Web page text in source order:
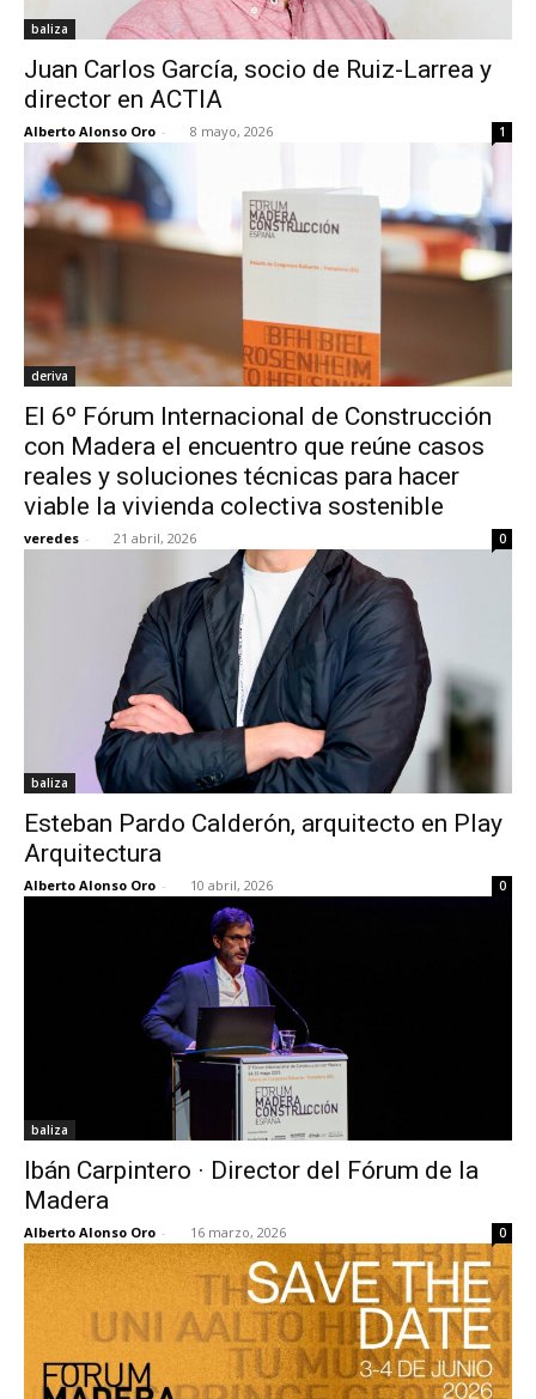
baliza
Juan Carlos García, socio de Ruiz-Larrea y
director en ACTIA
Alberto Alonso Oro - 8 mayo, 2026 1
deriva
El 6º Fórum Internacional de Construcción
con Madera el encuentro que reúne casos
reales y soluciones técnicas para hacer
viable la vivienda colectiva sostenible
veredes - 21 abril, 2026 0
baliza
Esteban Pardo Calderón, arquitecto en Play
Arquitectura
Alberto Alonso Oro - 10 abril, 2026 0
baliza
Ibán Carpintero · Director del Fórum de la
Madera
Alberto Alonso Oro - 16 marzo, 2026 0